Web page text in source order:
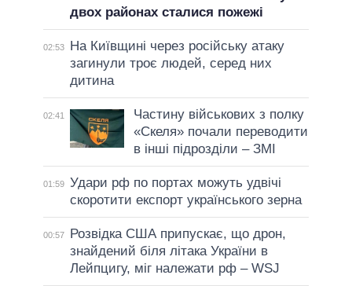
двох районах сталися пожежі
02:53
На Київщині через російську атаку
загинули троє людей, серед них
дитина
02:41
Частину військових з полку
«Скеля» почали переводити
в інші підрозділи – ЗМІ
01:59 Удари рф по портах можуть удвічі
скоротити експорт українського зерна
00:57
Розвідка США припускає, що дрон,
знайдений біля літака України в
Лейпцигу, міг належати рф – WSJ